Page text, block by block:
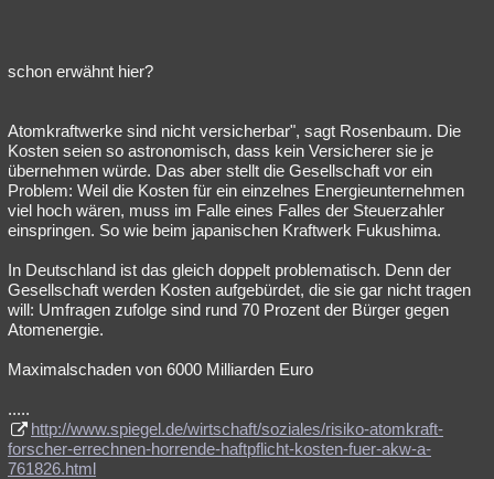
schon erwähnt hier?
Atomkraftwerke sind nicht versicherbar", sagt Rosenbaum. Die
Kosten seien so astronomisch, dass kein Versicherer sie je
übernehmen würde. Das aber stellt die Gesellschaft vor ein
Problem: Weil die Kosten für ein einzelnes Energieunternehmen
viel hoch wären, muss im Falle eines Falles der Steuerzahler
einspringen. So wie beim japanischen Kraftwerk Fukushima.
In Deutschland ist das gleich doppelt problematisch. Denn der
Gesellschaft werden Kosten aufgebürdet, die sie gar nicht tragen
will: Umfragen zufolge sind rund 70 Prozent der Bürger gegen
Atomenergie.
Maximalschaden von 6000 Milliarden Euro
.....
http://www.spiegel.de/wirtschaft/soziales/risiko-atomkraft-
forscher-errechnen-horrende-haftpflicht-kosten-fuer-akw-a-
761826.html